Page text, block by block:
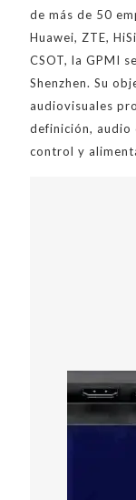
de más de 50
Huawei, ZTE,
CSOT, la GPMI
Shenzhen. Su
audiovisuales
definición, audio
control y